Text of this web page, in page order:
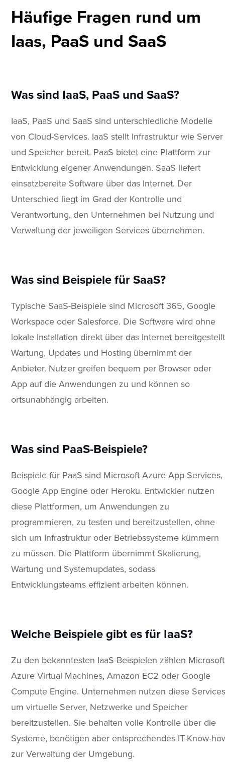
Häufige Fragen rund um
Iaas, PaaS und SaaS
Was sind IaaS, PaaS und SaaS?
IaaS, PaaS und SaaS sind unterschiedliche Modelle
von Cloud-Services. IaaS stellt Infrastruktur wie Server
und Speicher bereit. PaaS bietet eine Plattform zur
Entwicklung eigener Anwendungen. SaaS liefert
einsatzbereite Software über das Internet. Der
Unterschied liegt im Grad der Kontrolle und
Verantwortung, den Unternehmen bei Nutzung und
Verwaltung der jeweiligen Services übernehmen.
Was sind Beispiele für SaaS?
Typische SaaS-Beispiele sind Microsoft 365, Google
Workspace oder Salesforce. Die Software wird ohne
lokale Installation direkt über das Internet
Wartung, Updates und Hosting übernimmt der
Anbieter. Nutzer greifen bequem per Browser oder
App auf die Anwendungen zu und können so
ortsunabhängig arbeiten.
Was sind PaaS-Beispiele?
Beispiele für PaaS sind Microsoft Azure App Services,
Google App Engine oder Heroku. Entwickler nutzen
diese Plattformen, um Anwendungen zu
programmieren, zu testen und bereitzustellen, ohne
sich um Infrastruktur oder Betriebssysteme kümmern
zu müssen. Die Plattform übernimmt Skalierung,
Wartung und Systemupdates, sodass
Entwicklungsteams effizient arbeiten können.
Welche Beispiele gibt es für IaaS?
Zu den bekanntesten IaaS-Beispielen zählen Microsoft
Azure Virtual Machines, Amazon EC2 oder Google
Compute Engine. Unternehmen nutzen diese
um virtuelle Server, Netzwerke und Speicher
bereitzustellen. Sie behalten volle Kontrolle über die
Systeme, benötigen aber entsprechendes IT-Know-
zur Verwaltung der Umgebung.